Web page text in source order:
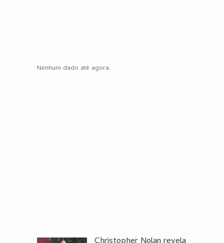
Nenhum dado até agora.